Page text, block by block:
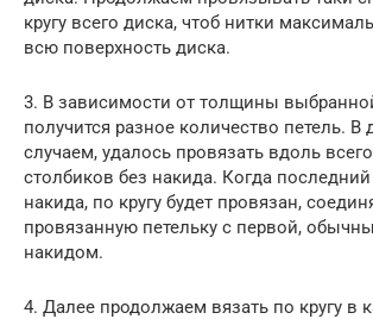
кругу всего диска, чтоб нитки
всю поверхность диска.
3. В зависимости от толщины
получится разное количество петель. В
случаем, удалось провязать вдоль
столбиков без накида. Когда последний
накида, по кругу будет провязан,
провязанную петельку с первой,
накидом.
4. Далее продолжаем вязать по кругу в